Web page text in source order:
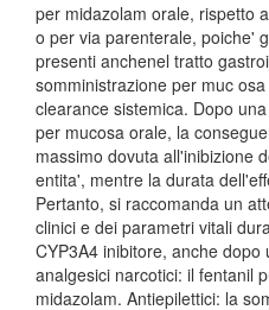
per midazolam orale, rispetto
o per via parenterale, poiche'
presenti anchenel tratto
somministrazione per muc
clearance sistemica. Dopo
per mucosa orale, la
massimo dovuta all'inibizione
entita', mentre la durata
Pertanto, si raccomanda un
clinici e dei parametri vitali
CYP3A4 inibitore, anche
analgesici narcotici: il fentanil
midazolam. Antiepilettici: la